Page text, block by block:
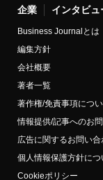
企業 インタビュ
Business Journalとは
編集方針
会社概要
著者一覧
著作権/免責事項につ
情報提供/記事へのお
広告に関するお問い合
個人情報保護方針につ
Cookieポリシー